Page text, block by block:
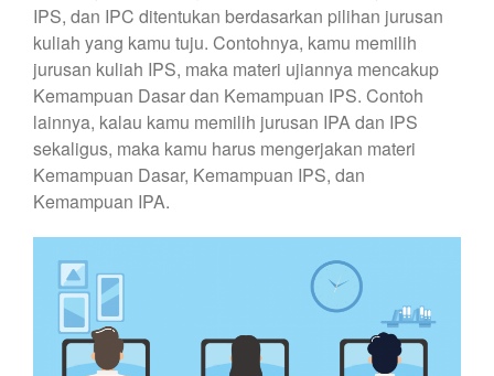
IPS, dan IPC ditentukan berdasarkan pilihan jurusan
kuliah yang kamu tuju. Contohnya, kamu memilih
jurusan kuliah IPS, maka materi ujiannya mencakup
Kemampuan Dasar dan Kemampuan IPS. Contoh
lainnya, kalau kamu memilih jurusan IPA dan IPS
sekaligus, maka kamu harus mengerjakan materi
Kemampuan Dasar, Kemampuan IPS, dan
Kemampuan IPA.